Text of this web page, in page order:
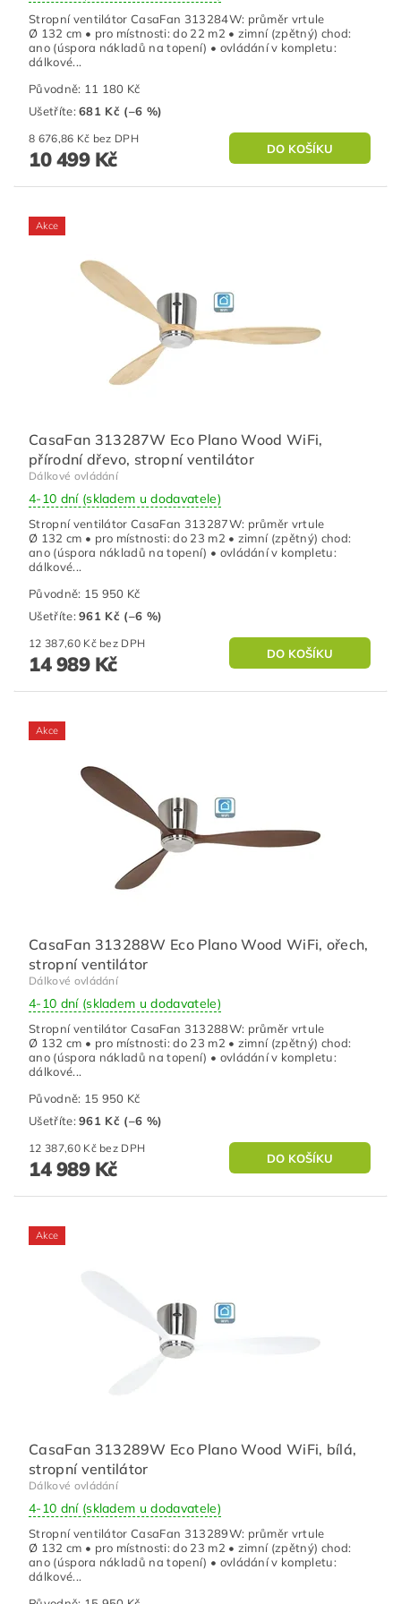
Stropní ventilátor CasaFan 313284W: průměr vrtule
Ø 132 cm • pro místnosti: do 22 m2 • zimní (zpětný) chod:
ano (úspora nákladů na topení) • ovládání v kompletu:
dálkové...
Původně: 11 180 Kč
Ušetříte:681 Kč (–6 %)
8 676,86 Kč bez DPH
10 499 Kč
Akce
CasaFan 313287W Eco Plano Wood WiFi,
přírodní dřevo, stropní ventilátor
Dálkové ovládání
4-10 dní (skladem u dodavatele)
Stropní ventilátor CasaFan 313287W: průměr vrtule
Ø 132 cm • pro místnosti: do 23 m2 • zimní (zpětný) chod:
ano (úspora nákladů na topení) • ovládání v kompletu:
dálkové...
Původně: 15 950 Kč
Ušetříte:961 Kč (–6 %)
12 387,60 Kč bez DPH
14 989 Kč
Akce
CasaFan 313288W Eco Plano Wood WiFi, ořech,
stropní ventilátor
Dálkové ovládání
4-10 dní (skladem u dodavatele)
Stropní ventilátor CasaFan 313288W: průměr vrtule
Ø 132 cm • pro místnosti: do 23 m2 • zimní (zpětný) chod:
ano (úspora nákladů na topení) • ovládání v kompletu:
dálkové...
Původně: 15 950 Kč
Ušetříte:961 Kč (–6 %)
12 387,60 Kč bez DPH
14 989 Kč
Akce
CasaFan 313289W Eco Plano Wood WiFi, bílá,
stropní ventilátor
Dálkové ovládání
4-10 dní (skladem u dodavatele)
Stropní ventilátor CasaFan 313289W: průměr vrtule
Ø 132 cm • pro místnosti: do 23 m2 • zimní (zpětný) chod:
ano (úspora nákladů na topení) • ovládání v kompletu:
dálkové...